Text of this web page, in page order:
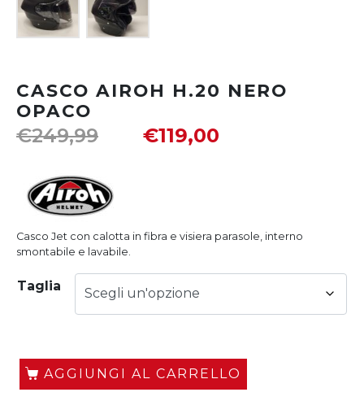
CASCO AIROH H.20 NERO
OPACO
€249,99 €119,00
Casco Jet con calotta in fibra e visiera parasole, interno
smontabile e lavabile.
Taglia
AGGIUNGI AL CARRELLO